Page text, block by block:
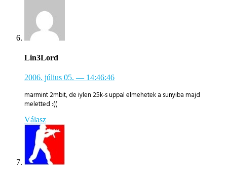
Lin3Lord
2006. július 05. — 14:46:46
marmint 2mbit, de iylen 25k-s uppal elmehetek a sunyiba majd
meletted :((
Válasz